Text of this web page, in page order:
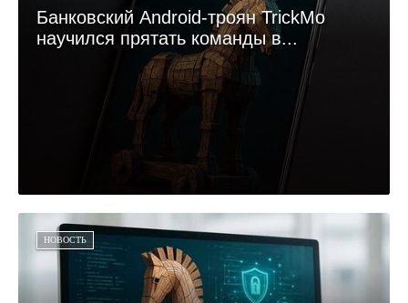
Банковский Android-троян TrickMo
научился прятать команды в...
НОВОСТЬ